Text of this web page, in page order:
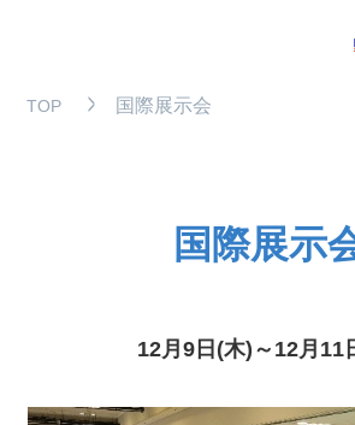
TOP 国際展示会
国際展示
12月9日(木)～12月11